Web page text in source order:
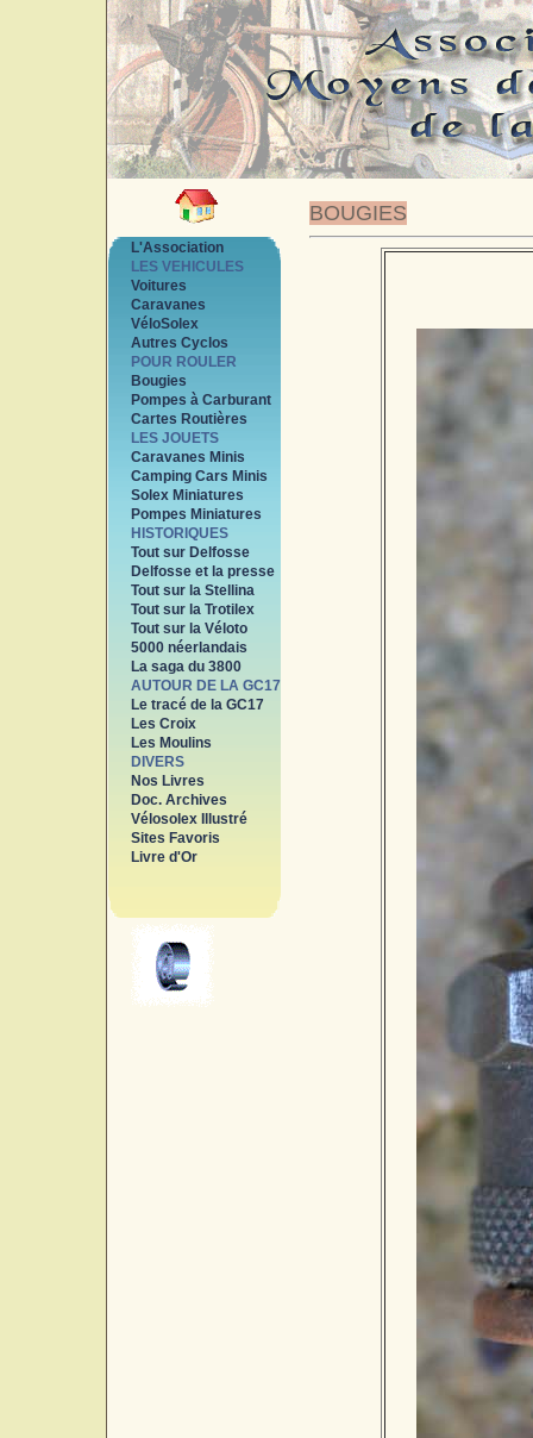
BOUGIES
L'Association
LES VEHICULES
Voitures
Caravanes
VéloSolex
Autres Cyclos
POUR ROULER
Bougies
Pompes à Carburant
Cartes Routières
LES JOUETS
Caravanes Minis
Camping Cars Minis
Solex Miniatures
Pompes Miniatures
HISTORIQUES
Tout sur Delfosse
Delfosse et la presse
Tout sur la Stellina
Tout sur la Trotilex
Tout sur la Véloto
5000 néerlandais
La saga du 3800
AUTOUR DE LA GC17
Le tracé de la GC17
Les Croix
Les Moulins
DIVERS
Nos Livres
Doc. Archives
Vélosolex Illustré
Sites Favoris
Livre d'Or